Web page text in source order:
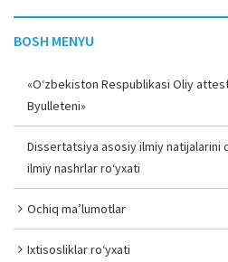
BOSH MENYU
«O‘zbekiston Respublikasi Oliy
Byulleteni»
Dissertatsiya asosiy ilmiy natijalarini
ilmiy nashrlar ro‘yxati
Ochiq ma’lumotlar
Ixtisosliklar ro‘yxati